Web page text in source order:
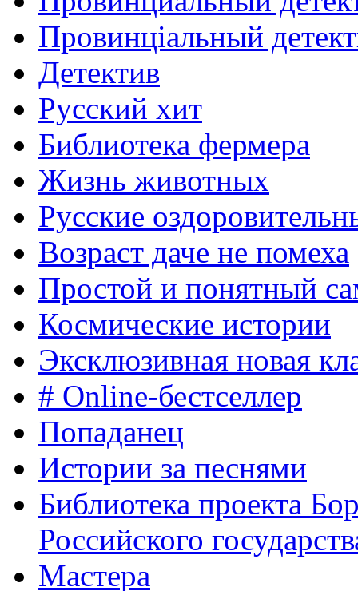
Провинцiальный
Детектив
Русский хит
Библиотека фермера
Жизнь животных
Русские
Возраст даче не помеха
Простой и понятный
Космические истории
Эксклюзивная новая
# Online-бестселлер
Попаданец
Истории за песнями
Библиотека проекта
Российского
Мастера